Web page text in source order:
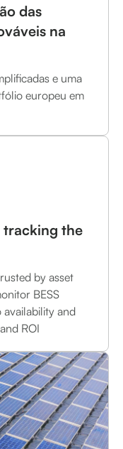
das
na
e uma
europeu em
tracking the
by asset
BESS
availability and
ROI